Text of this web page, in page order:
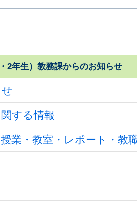
2年生）教務課からのお知らせ
する情報
業・教室・レポート・教